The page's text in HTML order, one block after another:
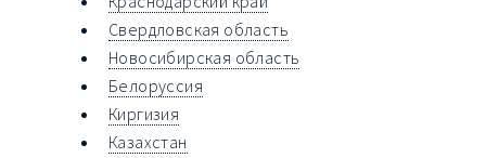
Свердловская область
Новосибирская область
Белоруссия
Киргизия
Казахстан